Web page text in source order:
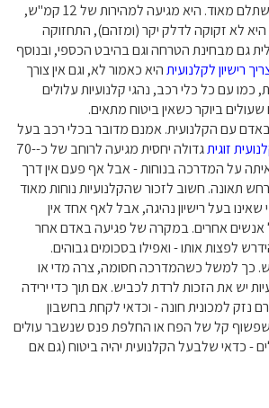
קלנועית היא כלי רכב משתלם מאוד. היא מגיעה למהירות של 12 קמ"ש,
לא זקוקה לדלק יקר (ומזהם), התחזוקה
גם מבחינת הטרחה וגם בהיבט הכספי, ובנוסף
רישיון לקלנועיתהיא כאמור לא, וגם אין צורך
כמו עם כל כלי רכב, נהגי קלנועיות עלולים
ביוקר כשאין ביטוח מתאים.
עם הקלנועית. אמנם מדובר בכלי רכב בעל
זוגית
גדולה יחסית מגיעה לרוחב של כ-70-
איתה על המדרכה בנוחות - אבל אף פעם אין דרך
תאונה. חשוב לזכור שהקלנועיות נוחות מאוד
שאינו בעל רישיון נהיגה, אבל לאף אחד אין
אנשים אחרים. במקרה של פגיעה באדם אחר
לפצות אותו - ואפילו בסכומים גבוהים.
כך למשל כשהמדרכה חסומה, צרה מדי או
יש את הזכות לרדת לכביש. אם תוך כדי ירידה
נזק למכונית חונה - וכדאי לקחת בחשבון
קל של הפח או החלפת פנס שנשבר עולים
- כדאי שלבעל הקלנועית יהיה ביטוח (גם אם